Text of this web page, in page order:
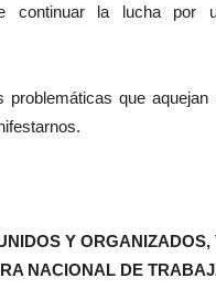
continuar la lucha
problemáticas que
Y
NACIONAL DE